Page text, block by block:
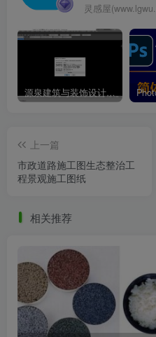
源泉建筑与装饰设计CAD插件工具箱（YQArch 6.7.4）
上一篇
市政道路施工图生态整治工
程景观施工图纸
相关推荐